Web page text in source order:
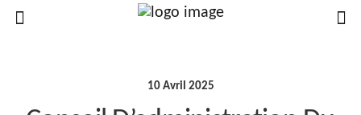
10 Avril 2025